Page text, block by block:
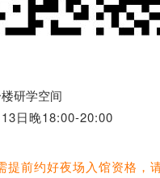
研学空间
日晚18:00-20:00
提前约好夜场入馆资格，